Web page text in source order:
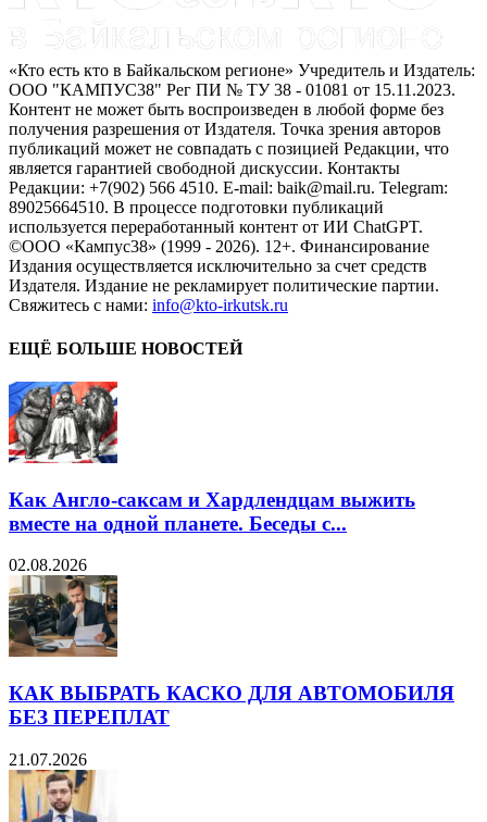
«Кто есть кто в Байкальском регионе» Учредитель и Издатель:
ООО "КАМПУС38" Рег ПИ № ТУ 38 - 01081 от 15.11.2023.
Контент не может быть воспроизведен в любой форме без
получения разрешения от Издателя. Точка зрения авторов
публикаций может не совпадать с позицией Редакции, что
является гарантией свободной дискуссии. Контакты
Редакции: +7(902) 566 4510. E-mail: baik@mail.ru. Telegram:
89025664510. В процессе подготовки публикаций
используется переработанный контент от ИИ ChatGPT.
©ООО «Кампус38» (1999 - 2026). 12+. Финансирование
Издания осуществляется исключительно за счет средств
Издателя. Издание не рекламирует политические партии.
Свяжитесь с нами: info@kto-irkutsk.ru
ЕЩЁ БОЛЬШЕ НОВОСТЕЙ
Как Англо-саксам и Хардлендцам выжить
вместе на одной планете. Беседы с...
02.08.2026
КАК ВЫБРАТЬ КАСКО ДЛЯ АВТОМОБИЛЯ
БЕЗ ПЕРЕПЛАТ
21.07.2026